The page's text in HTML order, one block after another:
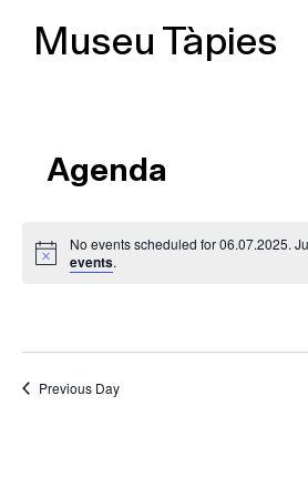
Museu Tàpies
Agenda
No events scheduled for 06.07.2025.
events.
date.
Previous Day